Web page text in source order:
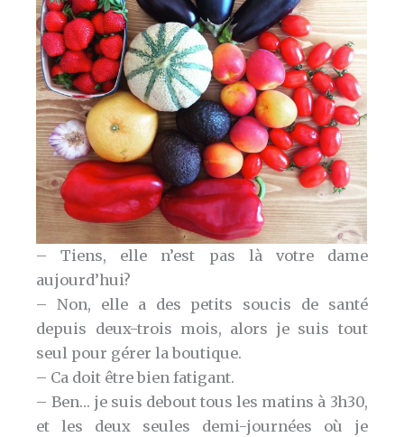
– Tiens, elle n’est pas là votre dame
aujourd’hui?
– Non, elle a des petits soucis de santé
depuis deux-trois mois, alors je suis tout
seul pour gérer la boutique.
– Ca doit être bien fatigant.
– Ben… je suis debout tous les matins à 3h30,
et les deux seules demi-journées où je